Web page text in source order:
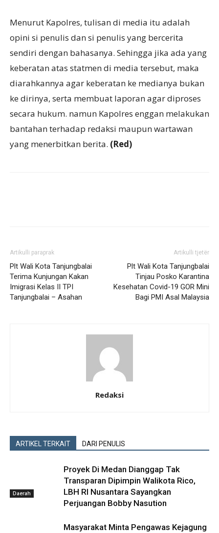
Menurut Kapolres, tulisan di media itu adalah
opini si penulis dan si penulis yang bercerita
sendiri dengan bahasanya. Sehingga jika ada yang
keberatan atas statmen di media tersebut, maka
diarahkannya agar keberatan ke medianya bukan
ke dirinya, serta membuat laporan agar diproses
secara hukum. namun Kapolres enggan melakukan
bantahan terhadap redaksi maupun wartawan
yang menerbitkan berita. (Red)
Artikulli paraprak
Plt Wali Kota Tanjungbalai
Terima Kunjungan Kakan
Imigrasi Kelas II TPI
Tanjungbalai – Asahan
Artikulli tjetër
Plt Wali Kota Tanjungbalai
Tinjau Posko Karantina
Kesehatan Covid-19 GOR Mini
Bagi PMI Asal Malaysia
Redaksi
ARTIKEL TERKAIT DARI PENULIS
Daerah
Proyek Di Medan Dianggap Tak
Transparan Dipimpin Walikota Rico,
LBH RI Nusantara Sayangkan
Perjuangan Bobby Nasution
Masyarakat Minta Pengawas Kejagung